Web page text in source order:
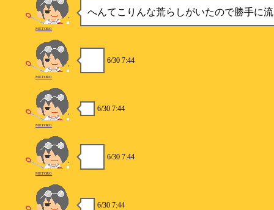
へんてこりんな荒らしがいたので勝手に
METORO
6/30 7:44
METORO
6/30 7:44
METORO
6/30 7:44
METORO
6/30 7:44